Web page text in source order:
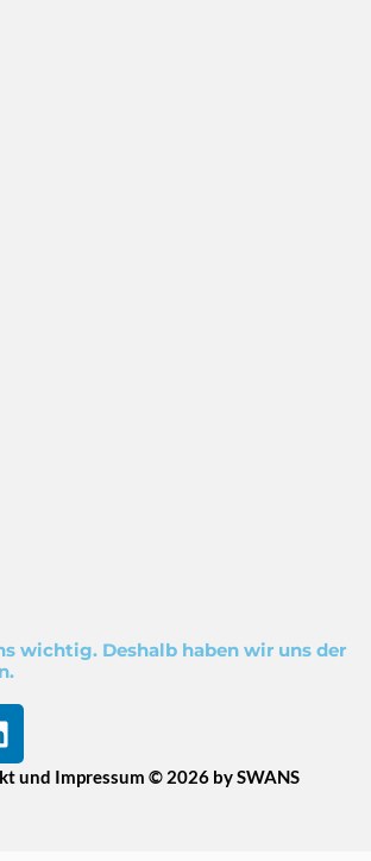
wichtig. Deshalb haben wir uns der
und Impressum © 2026 by SWANS